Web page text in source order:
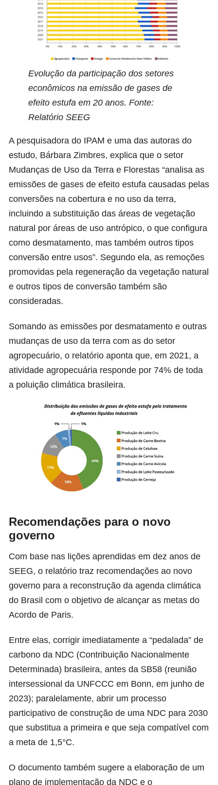
Evolução da participação dos setores
econômicos na emissão de gases de
efeito estufa em 20 anos. Fonte:
Relatório SEEG
A pesquisadora do IPAM e uma das autoras do
estudo, Bárbara Zimbres, explica que o setor
Mudanças de Uso da Terra e Florestas “analisa as
emissões de gases de efeito estufa causadas pelas
conversões na cobertura e no uso da terra,
incluindo a substituição das áreas de vegetação
natural por áreas de uso antrópico, o que configura
como desmatamento, mas também outros tipos
conversão entre usos”. Segundo ela, as remoções
promovidas pela regeneração da vegetação natural
e outros tipos de conversão também são
consideradas.
Somando as emissões por desmatamento e outras
mudanças de uso da terra com as do setor
agropecuário, o relatório aponta que, em 2021, a
atividade agropecuária responde por 74% de toda
a poluição climática brasileira.
Recomendações para o novo
governo
Com base nas lições aprendidas em dez anos de
SEEG, o relatório traz recomendações ao novo
governo para a reconstrução da agenda climática
do Brasil com o objetivo de alcançar as metas do
Acordo de Paris.
Entre elas, corrigir imediatamente a “pedalada” de
carbono da NDC (Contribuição Nacionalmente
Determinada) brasileira, antes da SB58 (reunião
intersessional da UNFCCC em Bonn, em junho de
2023); paralelamente, abrir um processo
participativo de construção de uma NDC para 2030
que substitua a primeira e que seja compatível com
a meta de 1,5°C.
O documento também sugere a elaboração de um
plano de implementação da NDC e o